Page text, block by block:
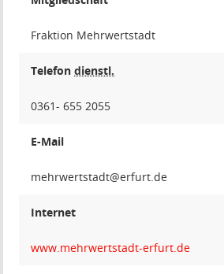
Fraktion Mehrwertstadt
Telefon dienstl.
0361- 655 2055
E-Mail
tdatstr
Internet
www.mehrwertstadt-erfurt.de